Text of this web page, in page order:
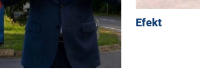
Efekt